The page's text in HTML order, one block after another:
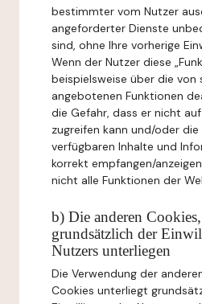
bestimmter vom Nutzer
angeforderter Dienste
sind, ohne Ihre vorherige
Wenn der Nutzer diese
beispielsweise über die von
angebotenen Funktionen
die Gefahr, dass er nicht
zugreifen kann und/oder
verfügbaren Inhalte und
korrekt empfangen/
nicht alle Funktionen der
b) Die anderen
grundsätzlich der
Nutzers unterliegen
Die Verwendung der
Cookies unterliegt